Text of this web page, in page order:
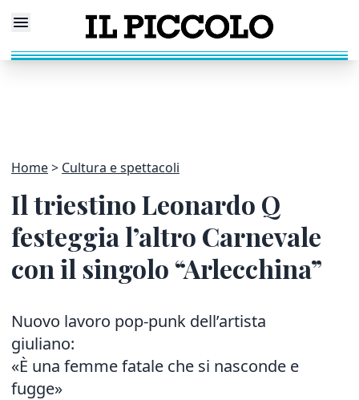
Home Cultura e spettacoli
Il triestino Leonardo Q
festeggia l’altro Carnevale
con il singolo “Arlecchina”
Nuovo lavoro pop-punk dell’artista
giuliano:
«È una femme fatale che si nasconde e
fugge»